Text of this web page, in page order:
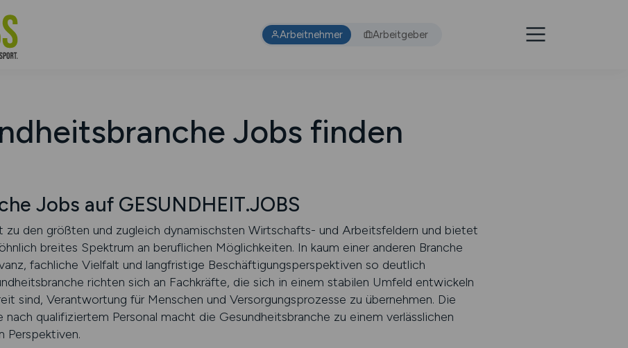
Arbeitnehmer Arbeitgeber
Jobs finden
Jobs auf GESUNDHEIT.JOBS
zu den größten und zugleich dynamischsten Wirtschafts- und Arbeitsfeldern und bietet
breites Spektrum an beruflichen Möglichkeiten. In kaum einer anderen Branche
fachliche Vielfalt und langfristige Beschäftigungsperspektiven so deutlich
richten sich an Fachkräfte, die sich in einem stabilen Umfeld entwickeln
sind, Verantwortung für Menschen und Versorgungsprozesse zu übernehmen. Die
qualifiziertem Personal macht die Gesundheitsbranche zu einem verlässlichen
Perspektiven.